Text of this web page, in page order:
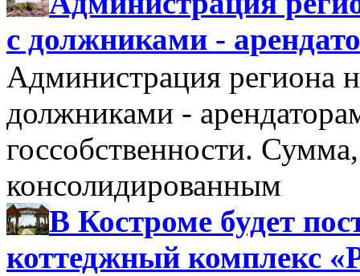
с должниками -
Администрация региона
должниками -
госсобственности.
консолидированным
В Костроме будет
коттеджный комплекс